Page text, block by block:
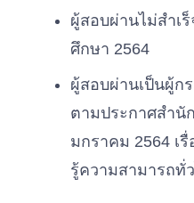
ผู้สอบผ่านไม่สําเ
ศึกษา 2564
ผู้สอบผ่านเป็นผู้ก
ตามประกาศสํานั
มกราคม 2564 เรื่
รู้ความสามารถทั่